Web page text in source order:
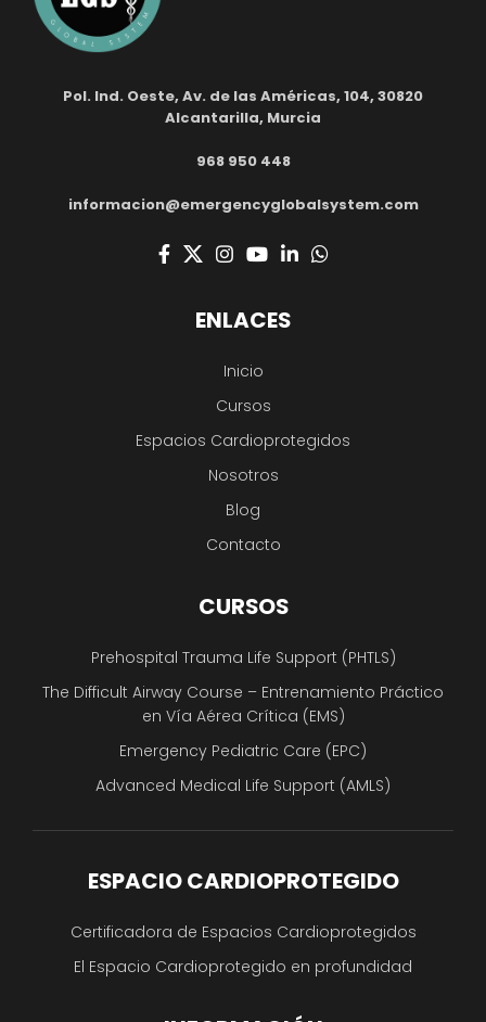
Pol. Ind. Oeste, Av. de las Américas, 104, 30820
Alcantarilla, Murcia
968 950 448
informacion@emergencyglobalsystem.com
ENLACES
Inicio
Cursos
Espacios Cardioprotegidos
Nosotros
Blog
Contacto
CURSOS
Prehospital Trauma Life Support (PHTLS)
The Difficult Airway Course – Entrenamiento Práctico
en Vía Aérea Crítica (EMS)
Emergency Pediatric Care (EPC)
Advanced Medical Life Support (AMLS)
ESPACIO CARDIOPROTEGIDO
Certificadora de Espacios Cardioprotegidos
El Espacio Cardioprotegido en profundidad